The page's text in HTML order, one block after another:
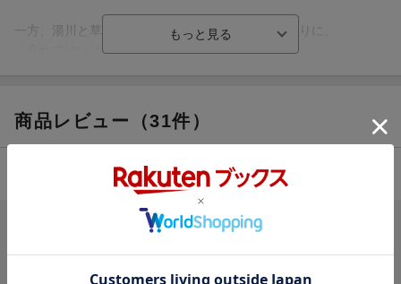
一方、湯川と草薙は、老人の“ある持ち物”を手掛かりに、
「忘れてはいけない謎」の扉を開く。
商品レビュー（31件）
総合評価： 4.95
ブックスのレビュー（21件）